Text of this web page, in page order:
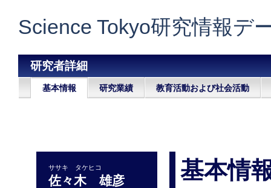
Science Tokyo研究情報デ
研究者詳細
基本情報 研究業績 教育活動および社会活動
ササキ タケヒコ
佐々木 雄彦 基本情